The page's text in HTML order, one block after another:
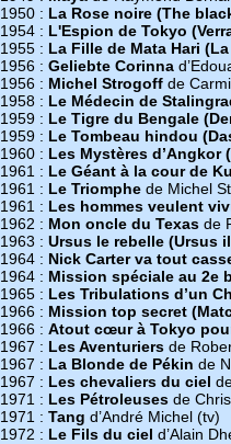
1950 : La Rose noire (The
1954 : L'Espion de Tokyo
1955 : La Fille de Mata Hari
1956 : Geliebte Corinna
1956 : Michel Strogoff de
1958 : Le Médecin de
1959 : Le Tigre du Bengale
1959 : Le Tombeau hindou
1960 : Les Mystères d’Angkor
1961 : Le Géant à la cour de
1961 : Le Triomphe de Michel
1961 : Les hommes veulent
1962 : Mon oncle du Texas de
1963 : Ursus le rebelle (Ursus
1964 : Nick Carter va tout
1964 : Mission spéciale au 2e
1965 : Les Tribulations d’un
1966 : Mission top secret
1966 : Atout cœur à Tokyo
1967 : Les Aventuriers de
1967 : La Blonde de Pékin de
1967 : Les chevaliers du ciel
1971 : Les Pétroleuses de
1971 : Tang d’André Michel (tv)
1972 : Le Fils du ciel d’Alain